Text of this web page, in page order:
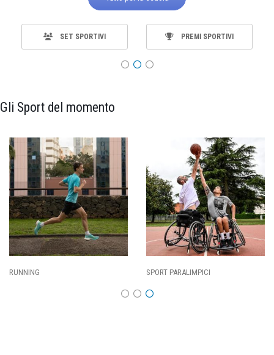
SET SPORTIVI PREMI SPORTIVI
Gli Sport del momento
RUNNING SPORT PARALIMPICI